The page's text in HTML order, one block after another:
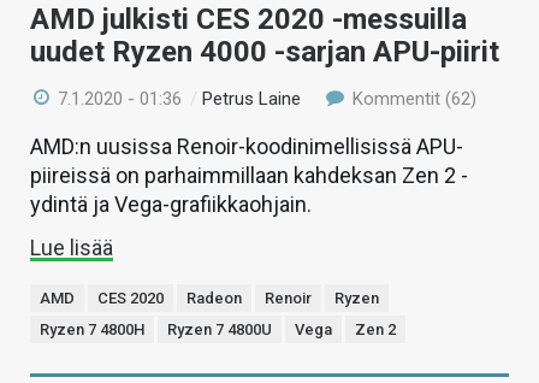
AMD julkisti CES 2020 -messuilla
uudet Ryzen 4000 -sarjan APU-piirit
7.1.2020 - 01:36 /Petrus Laine Kommentit (62)
AMD:n uusissa Renoir-koodinimellisissä APU-
piireissä on parhaimmillaan kahdeksan Zen 2 -
ydintä ja Vega-grafiikkaohjain.
Lue lisää
AMD CES 2020 Radeon Renoir
Ryzen
Ryzen 7 4800H
Ryzen 7 4800U Vega Zen 2